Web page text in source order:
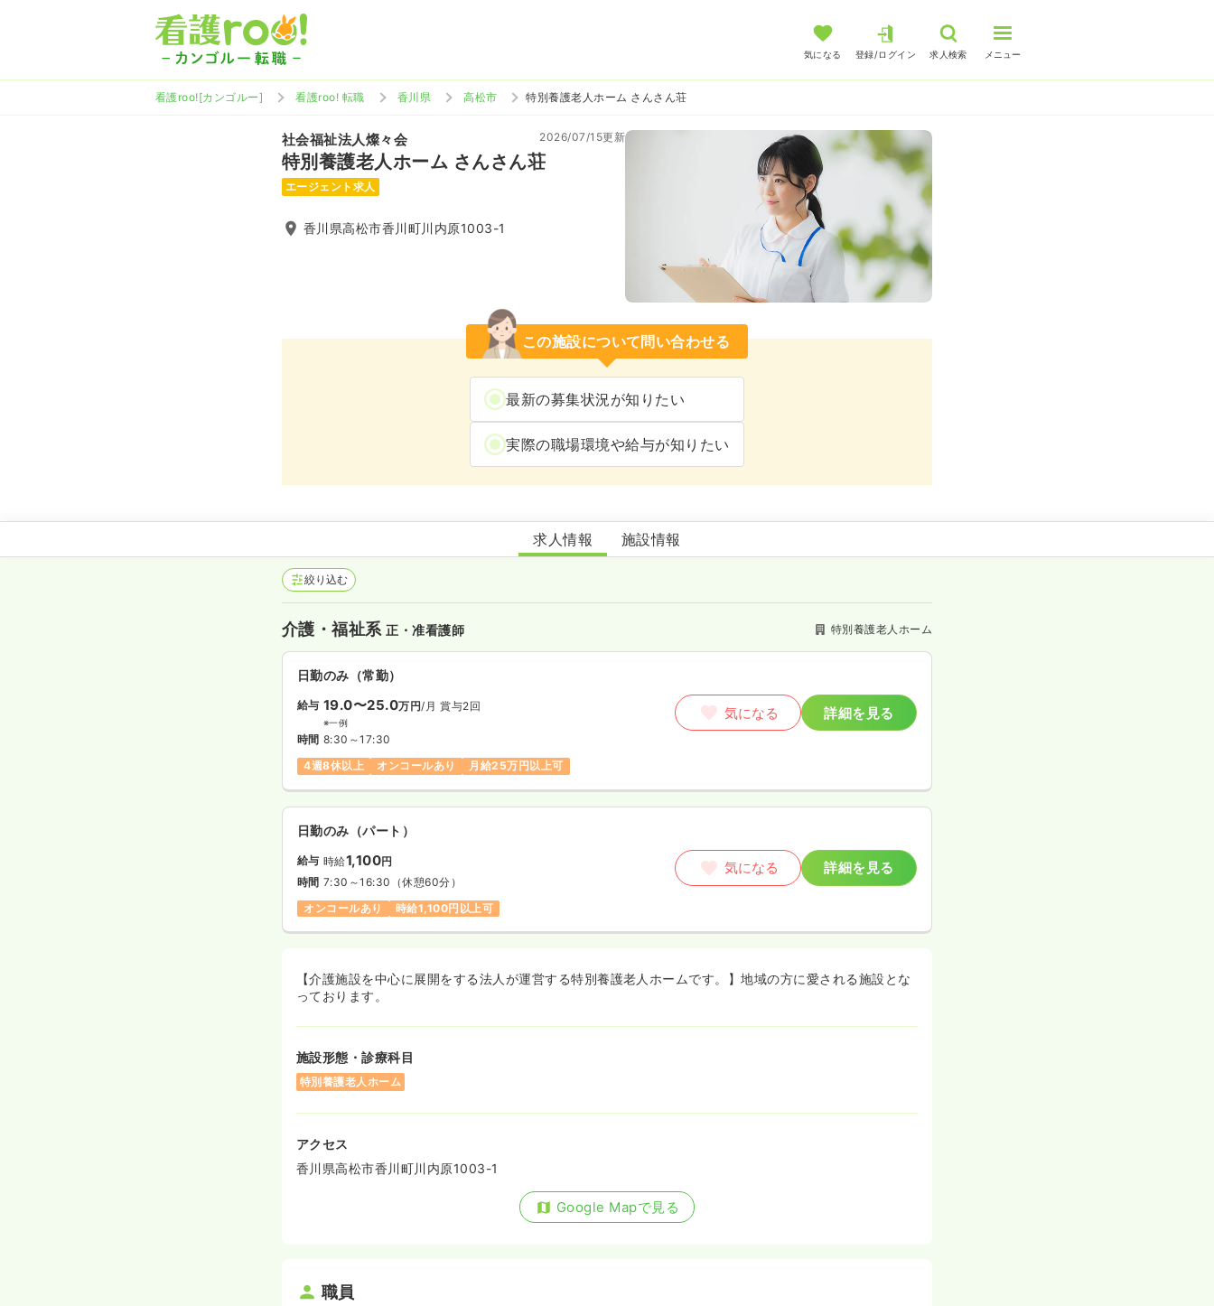
気になる 登録/ログイン 求人検索 メニュー
看護roo![カンゴルー] 看護roo! 転職 香川県 高松市 特別養護老人ホーム さんさん荘
社会福祉法人燦々会
特別養護老人ホーム さんさん荘
2026/07/15更新
エージェント求人
香川県高松市香川町川内原1003-1
この施設について問い合わせる
最新の募集状況が知りたい
実際の職場環境や給与が知りたい
特別養護老人ホーム さんさん荘
求人情報 施設情報
絞り込む
介護・福祉系正・准看護師 特別養護老人ホーム
日勤のみ（常勤）
給与 19.0〜25.0万円/月 賞与2回
※一例
時間 8:30～17:30
4週8休以上
オンコールあり 月給25万円以上可
気になる 詳細を見る
日勤のみ（パート）
給与 時給1,100円
時間 7:30～16:30 （休憩60分）
オンコールあり
時給1,100円以上可
気になる 詳細を見る
【介護施設を中心に展開をする法人が運営する特別養護老人ホームです。】地域の方に愛される施設とな
っております。
施設形態・診療科目
特別養護老人ホーム
アクセス
香川県高松市香川町川内原1003-1
Google Mapで見る
職員